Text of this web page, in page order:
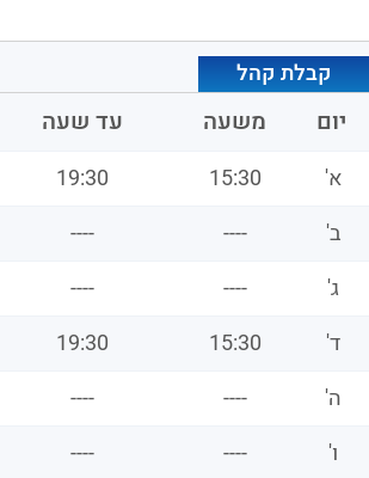
קבלת קהל
יום משעה עד שעה
א' 15:30
19:30
ב'
----
----
ג'
----
----
ד'
15:30
19:30
ה'
----
----
ו'
----
----